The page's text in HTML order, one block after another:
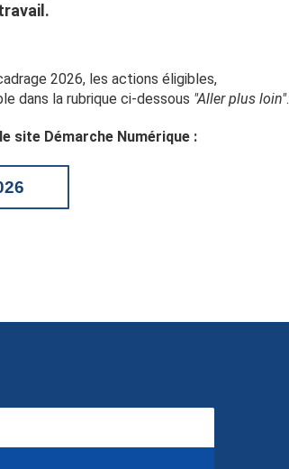
2026, les actions éligibles,
dans la rubrique ci-dessous "Aller plus loin".
site Démarche Numérique :